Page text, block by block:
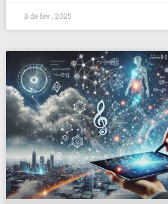
8 de fev , 2025